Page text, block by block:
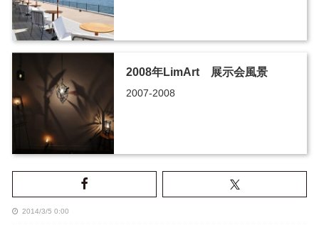
2008年LimArt 展示会風景
2007-2008
2014/3/5 0:00